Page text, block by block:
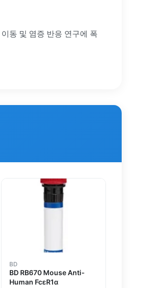
동 및 염증 반응 연구에 폭
BD
BD RB670 Mouse Anti-
Human FcεR1α